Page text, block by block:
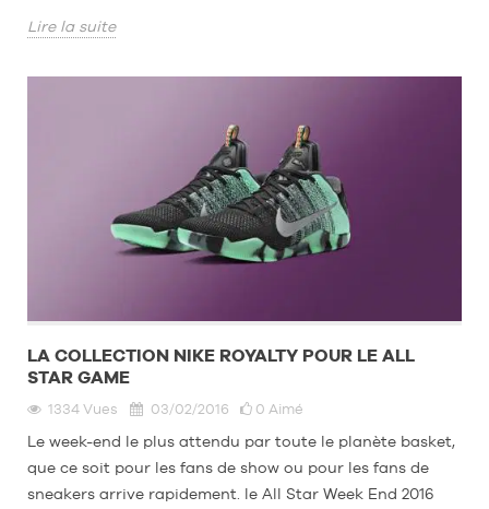
Lire la suite
LA COLLECTION NIKE ROYALTY POUR LE ALL
STAR GAME
1334 Vues 03/02/2016 0 Aimé
Le week-end le plus attendu par toute le planète basket,
que ce soit pour les fans de show ou pour les fans de
sneakers arrive rapidement. le All Star Week End 2016